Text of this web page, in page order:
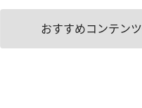
おすすめコンテン